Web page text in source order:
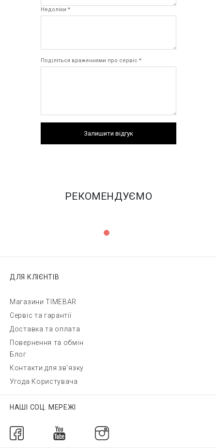
Недоліки *
Поділіться враженнями про сервіс *
Залишити відгук
РЕКОМЕНДУЄМО
ДЛЯ КЛІЄНТІВ
Магазини TIMEBAR
Сервіс та гарантії
Доставка та оплата
Повернення та обмін
Блог
Контакти для зв'язку
Угода Користувача
НАШІ СОЦ. МЕРЕЖІ